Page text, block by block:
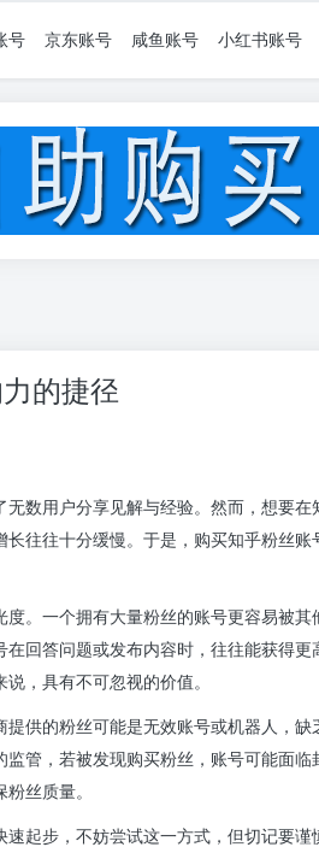
号 京东账号 咸鱼账号 小红书账号
的捷径
数用户分享见解与经验。然而，想要在
往往十分缓慢。于是，购买知乎粉丝账
。一个拥有大量粉丝的账号更容易被其
回答问题或发布内容时，往往能获得更
，具有不可忽视的价值。
供的粉丝可能是无效账号或机器人，缺
管，若被发现购买粉丝，账号可能面临
丝质量。
起步，不妨尝试这一方式，但切记要谨